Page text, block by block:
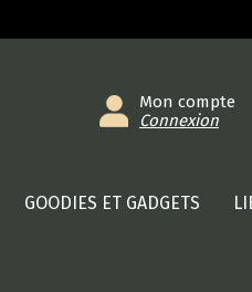
Mon compte
Connexion
GOODIES ET GADGETS